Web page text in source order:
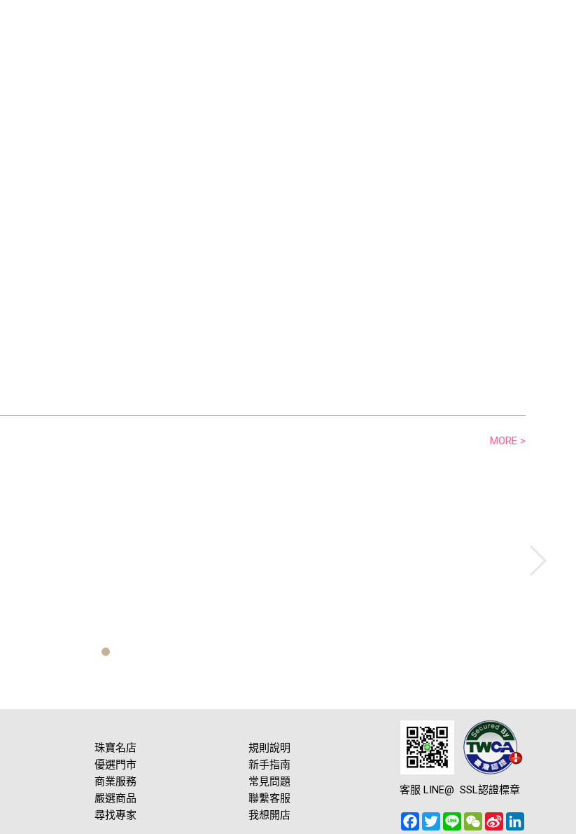
MORE >
珠寶名店
優選門市
商業服務
嚴選商品
尋找專家
規則說明
新手指南
常見問題
聯繫客服
我想開店
客服 LINE@ SSL認證標章
Facebook
TwitterLine WeChat
Sina
Weibo